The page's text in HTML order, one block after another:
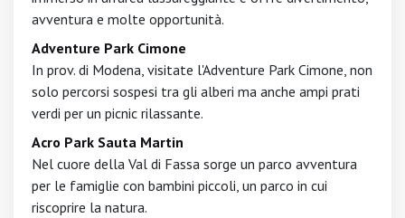
avventura e molte opportunità.
Adventure Park Cimone
In prov. di Modena, visitate l'Adventure Park Cimone, non
solo percorsi sospesi tra gli alberi ma anche ampi prati
verdi per un picnic rilassante.
Acro Park Sauta Martin
Nel cuore della Val di Fassa sorge un parco avventura
per le famiglie con bambini piccoli, un parco in cui
riscoprire la natura.